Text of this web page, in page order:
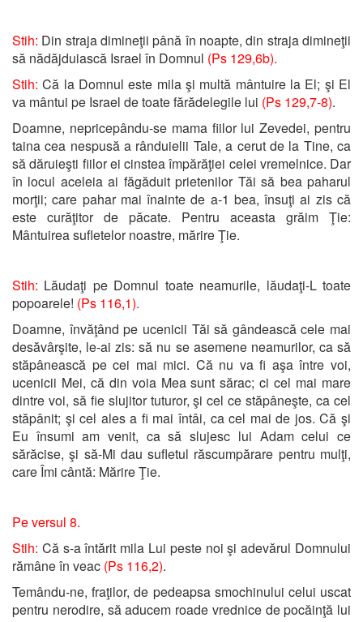
Stih: Din straja dimineţii până în noapte, din straja dimineţii
să nădăjduiască Israel în Domnul (Ps 129,6b).
Stih:Că la Domnul este mila şi multă mântuire la El; şi El
va mântui pe Israel de toate fărădelegile lui (Ps 129,7-8).
Doamne, nepricepându-se mama fiilor lui Zevedei, pentru
taina cea nespusă a rânduielii Tale, a cerut de la Tine, ca
să dăruieşti fiilor ei cinstea împărăţiei celei vremelnice. Dar
în locul aceleia ai făgăduit prietenilor Tăi să bea paharul
morţii; care pahar mai înainte de a-1 bea, însuţi ai zis că
este curăţitor de păcate. Pentru aceasta grăim Ţie:
Mântuirea sufletelor noastre, mărire Ţie.
Stih: Lăudaţi pe Domnul toate neamurile, lăudaţi-L toate
popoarele! (Ps 116,1).
Doamne, învăţând pe ucenicii Tăi să gândească cele mai
desăvârşite, le-ai zis: să nu se asemene neamurilor, ca să
stăpânească pe cei mai mici. Că nu va fi aşa între voi,
ucenicii Mei, că din voia Mea sunt sărac; ci cel mai mare
dintre voi, să fie slujitor tuturor, şi cel ce stăpâneşte, ca cel
stăpânit; şi cel ales a fi mai întâi, ca cel mai de jos. Că şi
Eu însumi am venit, ca să slujesc lui Adam celui ce
sărăcise, şi să-Mi dau sufletul răscumpărare pentru mulţi,
care Îmi cântă: Mărire Ţie.
Pe versul 8.
Stih: Că s-a întărit mila Lui peste noi şi adevărul Domnului
rămâne în veac (Ps 116,2).
Temându-ne, fraţilor, de pedeapsa smochinului celui uscat
pentru nerodire, să aducem roade vrednice de pocăinţă lui